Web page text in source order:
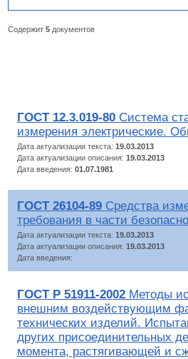
Содержит 5 документов
ГОСТ 12.3.019-80 Система
измерения электрические.
Дата актуализации текста: 19.03.2013
Дата актуализации описания: 19.03.2013
Дата введения: 01.07.1981
ГОСТ 26104-89 Средства
требования в части
Дата актуализации текста: 19.03.2013
Дата актуализации описания: 19.03.2013
Дата введения:
ГОСТ Р 51911-2002 Методы
внешним воздействующим
технических изделий.
других присоединительных
момента, растягивающей и